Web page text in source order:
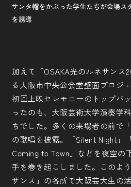
サンタ帽をかぶった学生たちが会場ス
を誘導
加えて「OSAKA光のルネサンス
る大阪市中央公会堂壁面プロジ
初回上映セレモニーのトップバ
ったのも、大阪芸術大学演奏学
ちでした。多くの来場者の前で
の歌唱を披露。「Silent Night」
Coming to Town」などを夜空の
手を巻き起こしました。このよ
サンス」の各所で大阪芸大生の